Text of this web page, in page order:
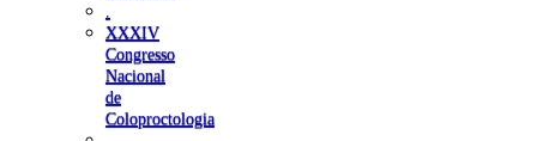
XXXIV
Congresso
Nacional
de
Coloproctologia